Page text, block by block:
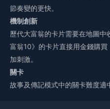
節奏變的更快。
機制創新
歷代大富翁的卡片需要在地圖
富翁10》的卡片直接用金錢購
加刺激。
關卡
故事及傳記模式中的關卡難度